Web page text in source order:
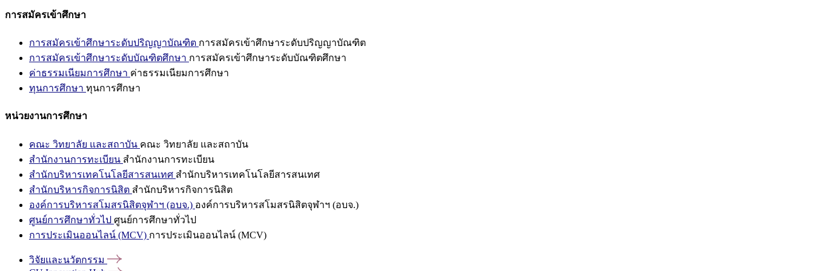
การสมัครเข้าศึกษา
การสมัครเข้าศึกษาระดับปริญญาบัณฑิต การสมัครเข้าศึกษาระดับปริญญาบัณฑิต
การสมัครเข้าศึกษาระดับบัณฑิตศึกษา การสมัครเข้าศึกษาระดับบัณฑิตศึกษา
ค่าธรรมเนียมการศึกษา ค่าธรรมเนียมการศึกษา
ทุนการศึกษา ทุนการศึกษา
หน่วยงานการศึกษา
คณะ วิทยาลัย และสถาบัน คณะ วิทยาลัย และสถาบัน
สำนักงานการทะเบียน สำนักงานการทะเบียน
สำนักบริหารเทคโนโลยีสารสนเทศ สำนักบริหารเทคโนโลยีสารสนเทศ
สำนักบริหารกิจการนิสิต สำนักบริหารกิจการนิสิต
องค์การบริหารสโมสรนิสิตจุฬาฯ (อบจ.) องค์การบริหารสโมสรนิสิตจุฬาฯ (อบจ.)
ศูนย์การศึกษาทั่วไป ศูนย์การศึกษาทั่วไป
การประเมินออนไลน์ (MCV) การประเมินออนไลน์ (MCV)
วิจัยและนวัตกรรม